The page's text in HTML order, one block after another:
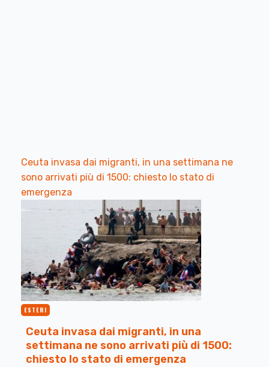
Ceuta invasa dai migranti, in una settimana ne
sono arrivati più di 1500: chiesto lo stato di
emergenza
ESTERI
Ceuta invasa dai migranti, in una
settimana ne sono arrivati più di 1500:
chiesto lo stato di emergenza